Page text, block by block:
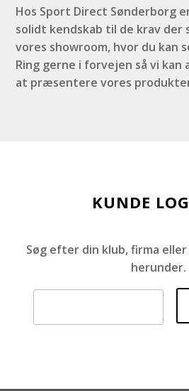
Hos Sport Direct Sønderborg
solidt kendskab til de krav der
vores showroom, hvor du kan
Ring gerne i forvejen så vi
at præsentere vores
KUNDE
Søg efter din klub, firma
herunder.